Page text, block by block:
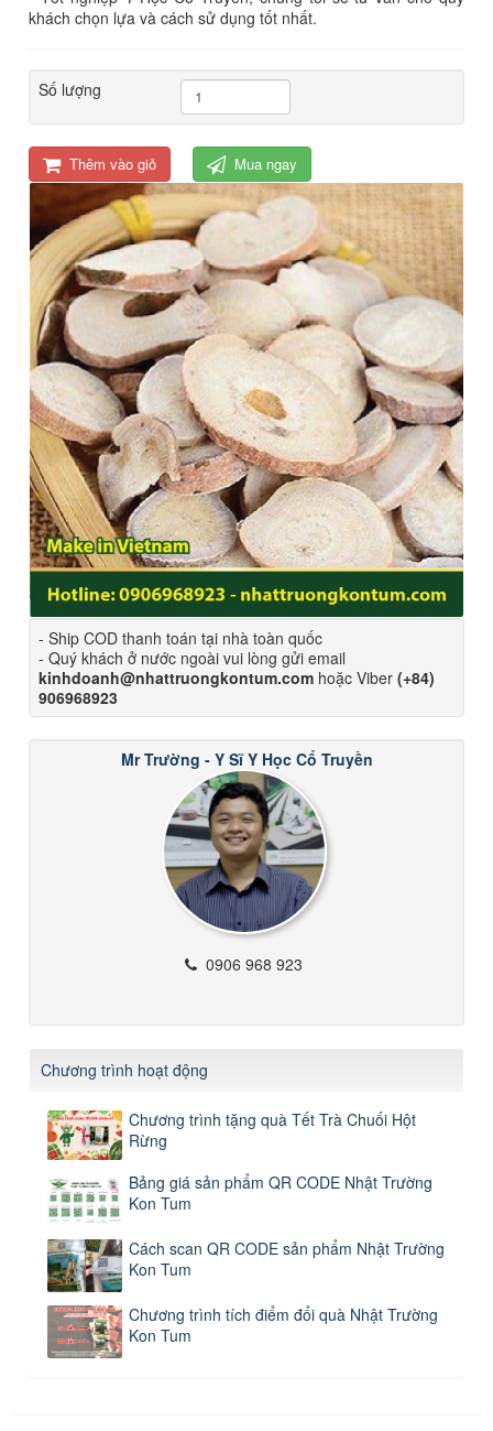
khách chọn lựa và cách sử dụng tốt nhất.
Số lượng
Thêm vào giỏ Mua ngay
- Ship COD thanh toán tại nhà toàn quốc
- Quý khách ở nước ngoài vui lòng gửi email
kinhdoanh@nhattruongkontum.com hoặc Viber (+84)
906968923
Mr Trường - Y Sĩ Y Học Cổ Truyền
0906 968 923
Chương trình hoạt động
Chương trình tặng quà Tết Trà Chuối Hột
Rừng
Bảng giá sản phẩm QR CODE Nhật Trường
Kon Tum
Cách scan QR CODE sản phẩm Nhật Trường
Kon Tum
Chương trình tích điểm đổi quà Nhật Trường
Kon Tum